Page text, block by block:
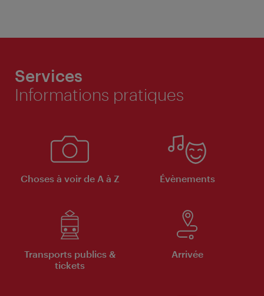
Services
Informations pratiques
Choses à voir de A à Z Évènements
Transports publics &
tickets
Arrivée